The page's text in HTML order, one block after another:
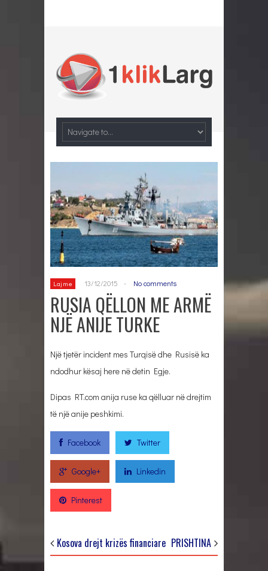
Lajme 13/12/2015 - No comments
RUSIA QËLLON ME ARMË
NJË ANIJE TURKE
Një tjetër incident mes Turqisë dhe Rusisë ka
ndodhur kësaj here në detin Egje.
Dipas RT.com anija ruse ka qëlluar në drejtim
të një anije peshkimi.
Facebook Twitter
Google+ Linkedin
Pinterest
Kosova drejt krizës financiare PRISHTINA